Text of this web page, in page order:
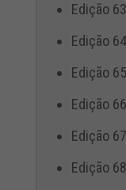
Edição 63
Edição 64
Edição 65
Edição 66
Edição 67
Edição 68